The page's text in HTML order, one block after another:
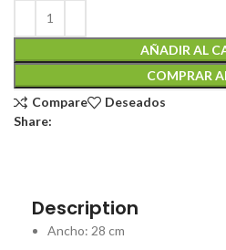
AÑADIR AL
COMPRAR
Compare
Deseados
Share:
Description
Ancho: 28 cm